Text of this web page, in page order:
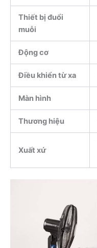
Thiết bị đuổi
muỗi
Động cơ
Điều khiển từ xa
Màn hình
Thương hiệu
Xuất xứ